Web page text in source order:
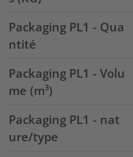
Packaging PL1 - Qua
ntité
Packaging PL1 - Volu
me (m³)
Packaging PL1 - nat
ure/type